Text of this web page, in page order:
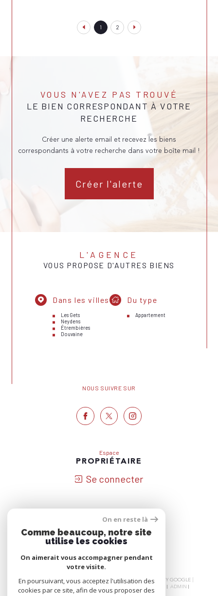
1 2
VOUS N'AVEZ PAS TROUVÉ
LE BIEN CORRESPONDANT À VOTRE
RECHERCHE
Créer une alerte email et recevez les biens
correspondants à votre recherche dans votre boîte mail !
Créer l'alerte
L'AGENCE
VOUS PROPOSE D'AUTRES BIENS
Dans les villes
Les Gets
Neydens
Étrembières
Douvaine
Du type
Appartement
NOUS SUIVRE SUR
Espace
PROPRIÉTAIRE
Se connecter
ADHÉRONS
© 2026 | TOUS DROITS RÉSERVÉS | TRADUCTION POWERED BY GOOGLE |
NOS HONORAIRES
PLAN DU SITE MENTIONS LÉGALES
ADMIN
NOS LIENS
POLITIQUE RGPD COOKIES
On en reste là
Comme beaucoup, notre site
utilise les cookies
On aimerait vous accompagner pendant
votre visite.
En poursuivant, vous acceptez l'utilisation des
cookies par ce site, afin de vous proposer des